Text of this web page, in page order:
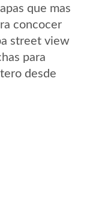
que mas
concocer
street view
para
desde